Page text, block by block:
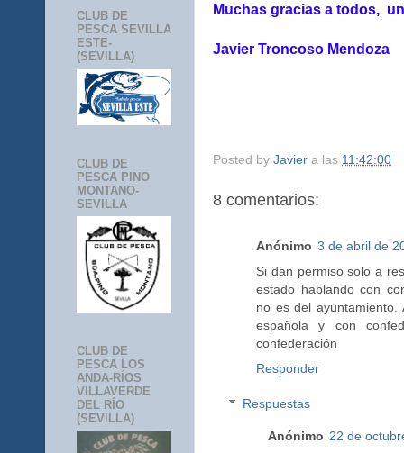
Muchas gracias a todos,
Javier Troncoso Mendoza
Posted by Javier a las 11:42:00
8 comentarios:
Anónimo 3 de abril de
Si dan permiso solo a
estado hablando con
no es del
española y con
confederación
Responder
Respuestas
Anónimo 22 de
CLUB DE
PESCA SEVILLA
ESTE-
(SEVILLA)
CLUB DE
PESCA PINO
MONTANO-
SEVILLA
CLUB DE
PESCA LOS
ANDA-RÍOS
VILLAVERDE
DEL RÍO
(SEVILLA)